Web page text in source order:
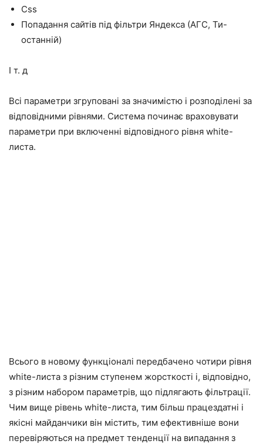
Css
Попадання сайтів під фільтри Яндекса (АГС, Ти-
останній)
І т. д
Всі параметри згруповані за значимістю і розподілені за
відповідними рівнями. Система починає враховувати
параметри при включенні відповідного рівня white-
листа.
Всього в новому функціоналі передбачено чотири рівня
white-листа з різним ступенем жорсткості і, відповідно,
з різним набором параметрів, що підлягають фільтрації.
Чим вище рівень white-листа, тим більш працездатні і
якісні майданчики він містить, тим ефективніше вони
перевіряються на предмет тенденції на випадання з